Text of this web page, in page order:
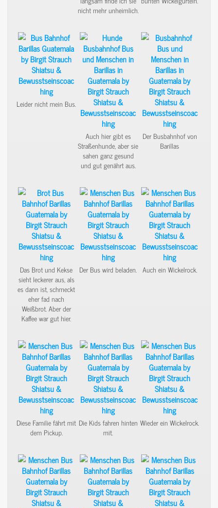
nicht mehr unheimlich.
Leider nicht mein Bus.
Auch hier gibt es
Straßenhunde, aber sie
sahen ganz gesund
und gut genährt aus.
Der Busbahnhof von
Barillas
Das Brot und Kekse
sieht leckerer aus, als
es dann ist, schmeckt
eher fad nach
Weißbrot. Aber der
Kaffee war gut hier.
Der Bus wird beladen. Auch ein Wickelrock.
Diese Familie fährt mit
dem Pickup.
Die Kids fahren hinten
mit.
Wieder ein Wickelrock.